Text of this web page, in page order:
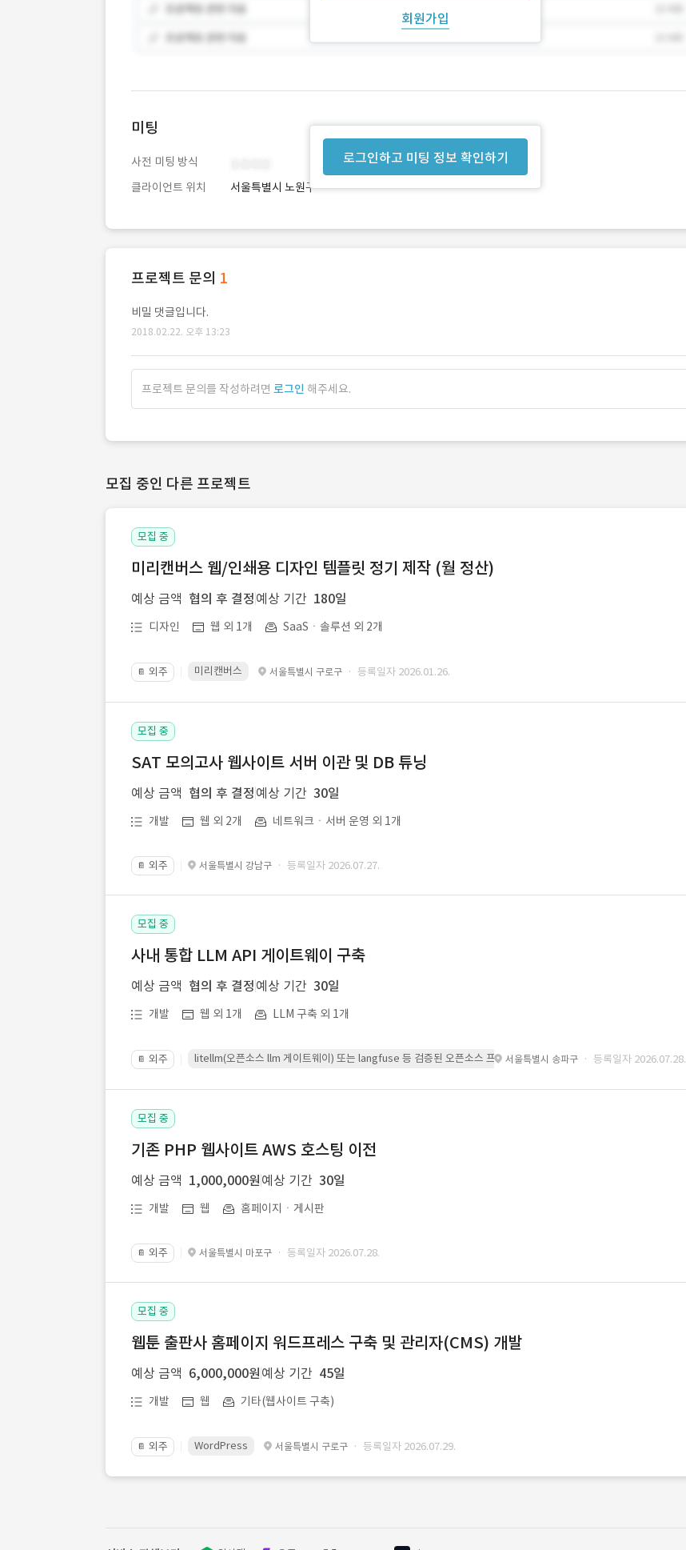
회원가입
로그인하고 미팅 정보 확인하기
미팅
사전 미팅 방식
클라이언트 위치
서울특별시 노원구
프로젝트 문의 1
비밀 댓글입니다.
2018.02.22. 오후 13:23
프로젝트 문의를 작성하려면 로그인 해주세요.
모집 중인 다른 프로젝트
모집 중
미리캔버스 웹/인쇄용 디자인 템플릿 정기 제작 (월 정산)
예상 금액 협의 후 결정 예상 기간 180일
디자인 웹 외 1개 SaaSㆍ솔루션 외 2개
📔 외주 미리캔버스 서울특별시 구로구 · 등록일자 2026.01.26.
모집 중
SAT 모의고사 웹사이트 서버 이관 및 DB 튜닝
예상 금액 협의 후 결정 예상 기간 30일
개발 웹 외 2개 네트워크ㆍ서버 운영 외 1개
📔 외주 서울특별시 강남구 · 등록일자 2026.07.27.
모집 중
사내 통합 LLM API 게이트웨이 구축
예상 금액 협의 후 결정 예상 기간 30일
개발 웹 외 1개 LLM 구축 외 1개
📔 외주 litellm(오픈소스 llm 게이트웨이) 또는 langfuse 등 검증된 오픈소스 프레임워크를 기반으로 시스템을 구축
서울특별시 송파구 · 등록일자 2026.07.28.
모집 중
기존 PHP 웹사이트 AWS 호스팅 이전
예상 금액 1,000,000원 예상 기간 30일
개발 웹 홈페이지ㆍ게시판
📔 외주 서울특별시 마포구 · 등록일자 2026.07.28.
모집 중
웹툰 출판사 홈페이지 워드프레스 구축 및 관리자(CMS) 개발
예상 금액 6,000,000원 예상 기간 45일
개발 웹 기타(웹사이트 구축)
📔 외주 WordPress 서울특별시 구로구 · 등록일자 2026.07.29.